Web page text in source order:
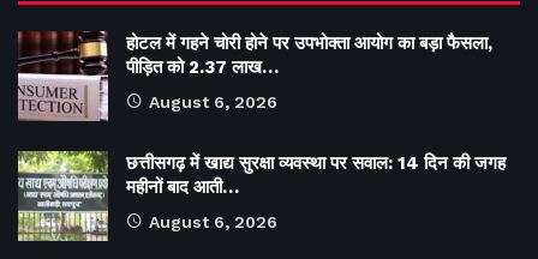
होटल में गहने चोरी होने पर उपभोक्ता आयोग का बड़ा फैसला,
पीड़ित को 2.37 लाख…
August 6, 2026
छत्तीसगढ़ में खाद्य सुरक्षा व्यवस्था पर सवाल: 14 दिन की जगह
महीनों बाद आती…
August 6, 2026